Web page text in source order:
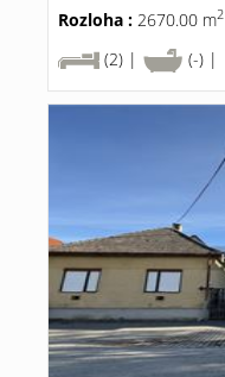
Rozloha : 2670.00 m2
(2) |
(-) |